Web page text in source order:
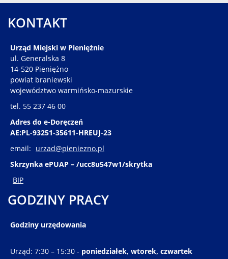
KONTAKT
Urząd Miejski w Pieniężnie
ul. Generalska 8
14-520 Pieniężno
powiat braniewski
województwo warmińsko-mazurskie
tel. 55 237 46 00
Adres do e-Doręczeń
AE:PL-93251-35611-HREUJ-23
email: urzad@pieniezno.pl
Skrzynka ePUAP – /ucc8u547w1/skrytka
BIP
GODZINY PRACY
Godziny urzędowania
Urząd: 7:30 – 15:30 - poniedziałek, wtorek, czwartek